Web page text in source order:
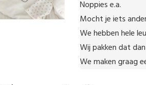
Noppies e.a.
Mocht je iets
We hebben hele
Wij pakken dat
We maken graag